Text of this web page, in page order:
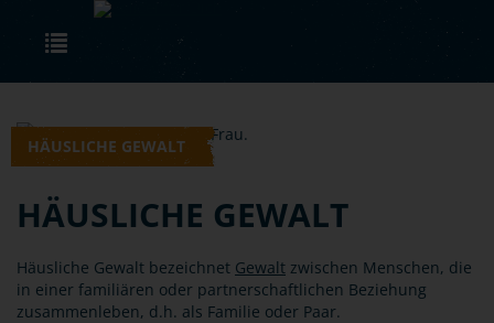
Skip to main content
HÄUSLICHE GEWALT
HÄUSLICHE GEWALT
Häusliche Gewalt bezeichnet Gewalt zwischen Menschen, die
in einer familiären oder partnerschaftlichen Beziehung
zusammenleben, d.h. als Familie oder Paar.